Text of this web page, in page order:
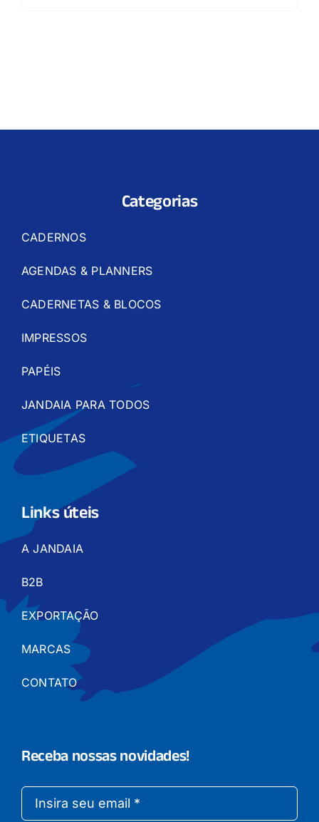
Categorias
CADERNOS
AGENDAS & PLANNERS
CADERNETAS & BLOCOS
IMPRESSOS
PAPÉIS
JANDAIA PARA TODOS
ETIQUETAS
Links úteis
A JANDAIA
B2B
EXPORTAÇÃO
MARCAS
CONTATO
Receba nossas novidades!